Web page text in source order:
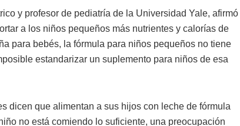
y profesor de pediatría de la Universidad Yale, afirmó
a los niños pequeños más nutrientes y calorías de
para bebés, la fórmula para niños pequeños no tiene
estandarizar un suplemento para niños de esa
dicen que alimentan a sus hijos con leche de fórmula
no está comiendo lo suficiente, una preocupación